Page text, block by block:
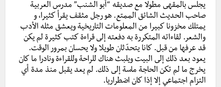
يجلس بالمقهى مطولا مع صديقه “أبو الشنب” مدرس العربية
صاحب الحديث الشائق الممتع. هو رجل مثقف يقرأ كثيرا، و
يمتلك مخزونا كبيرا من المعلومات التاريخية ويعشق مثله الأدب
والشعر. لقاءاته المتكررة به دفعته إلى قراءة كتب كثيرة لم يكن
قد عرفها من قبل. كانا يتحدّثان طويلا ولا يحسان بمرور الوقت.
يعود بعد ذلك إلى البيت ويلبث هناك للراحة وللقراءة ونادرا ما كان
يخرج ما لم تكن الحاجة ماسة إلى ذلك. لم يعد يقبل منذ مدة أي
التزام اجتماعي إلا إذا كان اضطراريا.